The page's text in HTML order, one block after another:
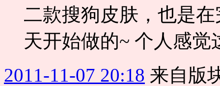
二款搜狗皮肤，也是
天开始做的~ 个人感
2011-11-07 20:18 来自版